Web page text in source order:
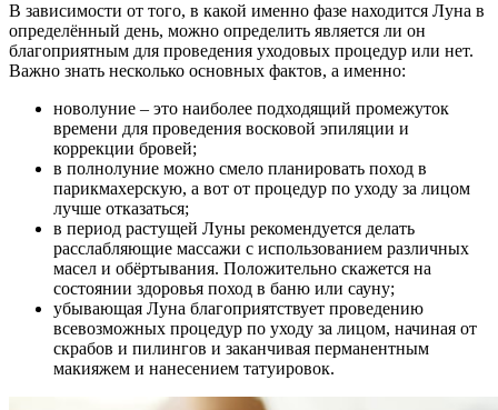
В зависимости от того, в какой именно фазе находится Луна в
определённый день, можно определить является ли он
благоприятным для проведения уходовых процедур или нет.
Важно знать несколько основных фактов, а именно:
новолуние – это наиболее подходящий промежуток
времени для проведения восковой эпиляции и
коррекции бровей;
в полнолуние можно смело планировать поход в
парикмахерскую, а вот от процедур по уходу за лицом
лучше отказаться;
в период растущей Луны рекомендуется делать
расслабляющие массажи с использованием различных
масел и обёртывания. Положительно скажется на
состоянии здоровья поход в баню или сауну;
убывающая Луна благоприятствует проведению
всевозможных процедур по уходу за лицом, начиная от
скрабов и пилингов и заканчивая перманентным
макияжем и нанесением татуировок.